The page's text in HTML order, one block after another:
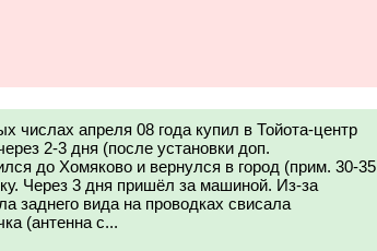
числах апреля 08 года купил в Тойота-центр
2-3 дня (после установки доп.
до Хомяково и вернулся в город (прим. 30-35
Через 3 дня пришёл за машиной. Из-за
заднего вида на проводках свисала
(антенна с...